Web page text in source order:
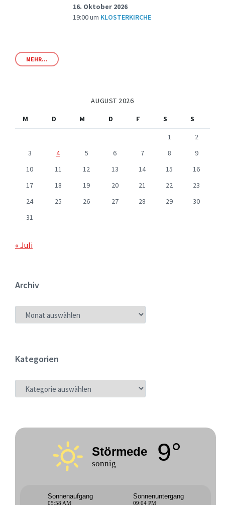
16. Oktober 2026
19:00um KLOSTERKIRCHE
MEHR...
AUGUST 2026
M
D M D F S
S
1
2
3
4 5 6 7 8
9
10
11 12 13 14 15
16
17
18 19 20 21 22
23
24
25 26 27 28 29
30
31
« Juli
Archiv
ARCHIV
Kategorien
KATEGORIEN
Störmede
sonnig 9°
Sonnenaufgang
05:58 AM
Sonnenuntergang
09:04 PM